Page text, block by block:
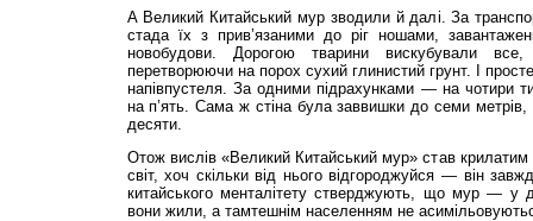
А Великий Китайський мур зводили й далі. За
стада їх з прив’язаними до ріг ношами,
новобудови. Дорогою тварини вискубували
перетворюючи на порох сухий глинистий грунт. І
напівпустеля. За одними підрахунками — на чотири
на п’ять. Сама ж стіна була заввишки до семи
десяти.
Отож вислів «Великий Китайський мур» став крилатим
світ, хоч скільки від нього відгороджуйся — він
китайського менталітету стверджують, що мур — у
вони жили, а тамтешнім населенням не